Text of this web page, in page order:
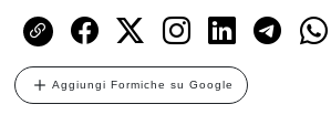
Aggiungi Formiche su Google